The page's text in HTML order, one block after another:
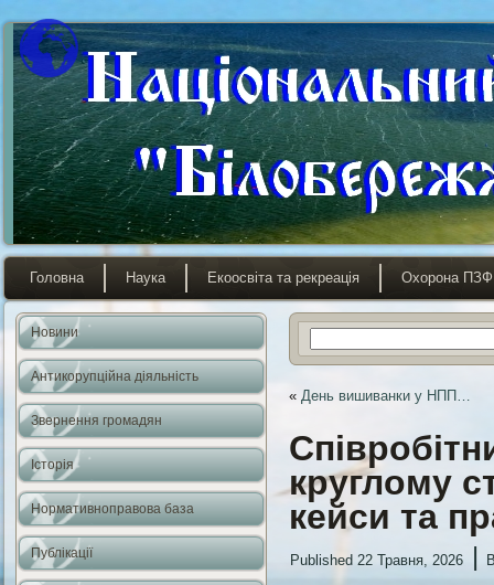
Головна Наука Екоосвіта та рекреація Охорона ПЗФ
Новини
Антикорупційна діяльність
Звернення громадян
Історія
Нормативноправова база
Публікації
« День вишиванки у НПП…
круглому
кейси та
Published 22 Травня, 2026 |